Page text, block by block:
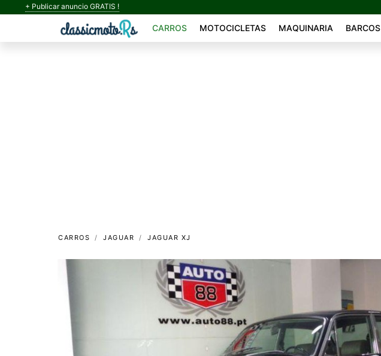
+ Publicar anuncio GRATIS !
CARROS MOTOCICLETAS MAQUINARIA BARCOS
CARROS JAGUAR JAGUAR XJ